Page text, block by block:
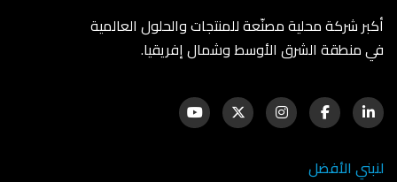
أكبر شركة محلية مصنّعة للمنتجات والحلول العالمية
في منطقة الشرق الأوسط وشمال إفريقيا.
لنبني الأفضل